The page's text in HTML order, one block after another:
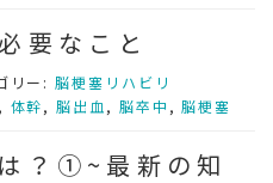
要なこと
リー:脳梗塞リハビリ
, 体幹,脳出血 , 脳卒中 ,脳梗塞
？①~最新の知